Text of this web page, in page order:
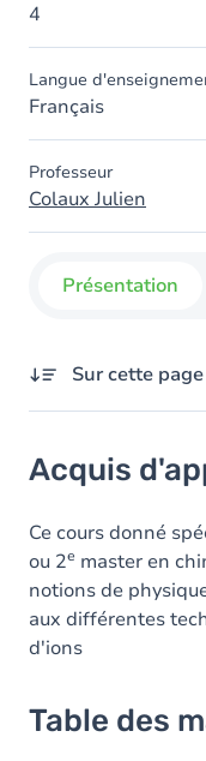
4
Langue
Français
Professeur
Colaux Julien
Présentation
Sur cette page
Table des
Acquis
Ce cours donné
ou 2e master en
notions de
aux différentes
d'ions
Table des